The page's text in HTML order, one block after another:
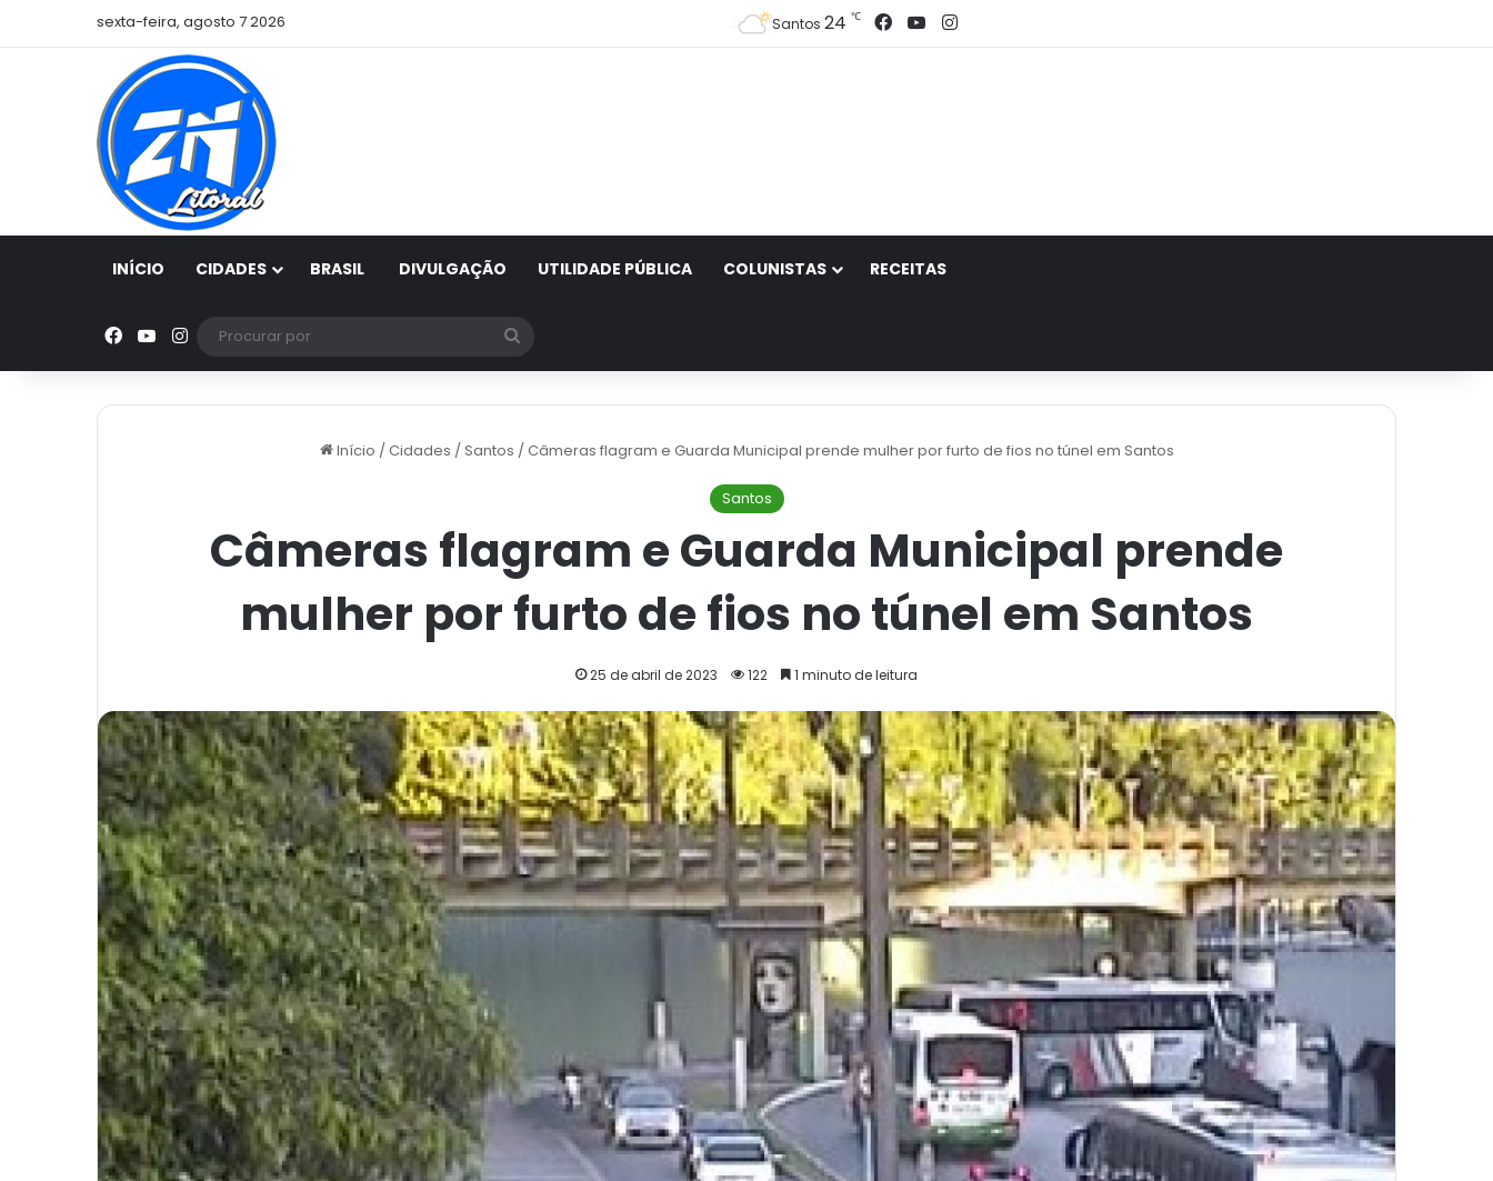
sexta-feira, agosto 7 2026 Santos 24 ℃ Facebook
YouTubeInstagram
INÍCIO CIDADES BRASIL DIVULGAÇÃO UTILIDADE PÚBLICA COLUNISTAS RECEITAS
Facebook
YouTube
Instagram
por
Início /Cidades /Santos /Câmeras flagram e Guarda Municipal prende mulher por furto de fios no túnel em Santos
Santos
Câmeras flagram e Guarda Municipal prende
mulher por furto de fios no túnel em Santos
25 de abril de 2023 122 1 minuto de leitura